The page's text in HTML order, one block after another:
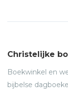
Christelijke
Boekwinkel en
bijbelse